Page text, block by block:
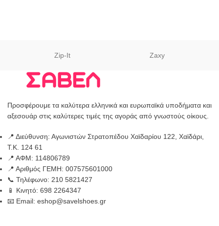
Zip-It Zaxy
Προσφέρουμε τα καλύτερα ελληνικά και ευρωπαϊκά υποδήματα και
αξεσουάρ στις καλύτερες τιμές της αγοράς από γνωστούς οίκους.
📍 Διεύθυνση: Αγωνιστών Στρατοπέδου Χαϊδαρίου 122, Χαϊδάρι,
Τ.Κ. 124 61
📍 ΑΦΜ: 114806789
📍 Αριθμός ΓΕΜΗ: 007575601000
📞 Τηλέφωνο: 210 5821427
📱 Κινητό: 698 2264347
📧 Email: eshop@savelshoes.gr